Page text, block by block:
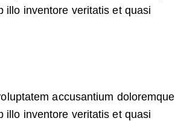
illo inventore veritatis et quasi
accusantium doloremque
illo inventore veritatis et quasi